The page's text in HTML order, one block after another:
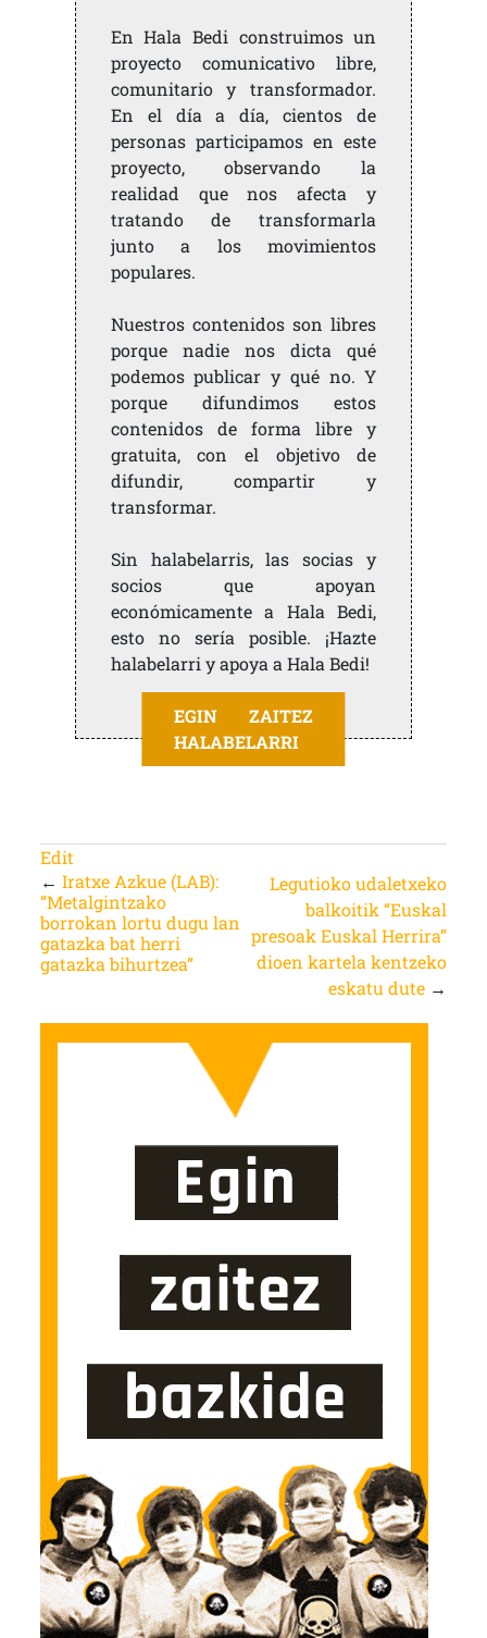
En Hala Bedi construimos un
proyecto comunicativo libre,
comunitario y transformador.
En el día a día, cientos de
personas participamos en este
proyecto, observando la
realidad que nos afecta y
tratando de transformarla
junto a los movimientos
populares.
Nuestros contenidos son libres
porque nadie nos dicta qué
podemos publicar y qué no. Y
porque difundimos estos
contenidos de forma libre y
gratuita, con el objetivo de
difundir, compartir y
transformar.
Sin halabelarris, las socias y
socios que apoyan
económicamente a Hala Bedi,
esto no sería posible. ¡Hazte
halabelarri y apoya a Hala Bedi!
EGIN ZAITEZ
HALABELARRI
Edit
← Iratxe Azkue (LAB):
“Metalgintzako
borrokan lortu dugu lan
gatazka bat herri
gatazka bihurtzea”
Legutioko udaletxeko
balkoitik “Euskal
presoak Euskal Herrira”
dioen kartela kentzeko
eskatu dute →